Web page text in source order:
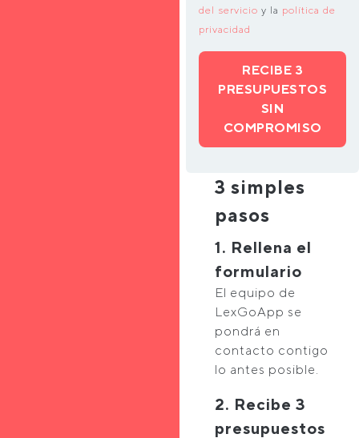
del servicio y la política de
privacidad
RECIBE 3
PRESUPUESTOS
SIN
COMPROMISO
3 simples
pasos
1. Rellena el
formulario
El equipo de
LexGoApp se
pondrá en
contacto contigo
lo antes posible.
2. Recibe 3
presupuestos